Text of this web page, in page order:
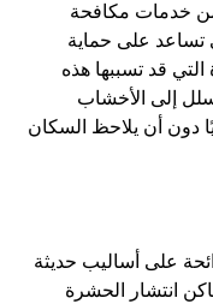
خدمات مكافحة
تساعد على حماية
قد تسببها هذه
إلى الأخشاب
دون أن يلاحظ السكان
على أساليب حديثة
انتشار الحشرة